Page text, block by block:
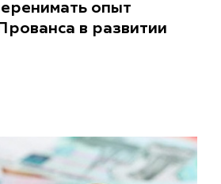
опыт
в развитии